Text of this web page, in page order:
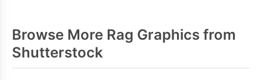
Browse More Rag Graphics from
Shutterstock